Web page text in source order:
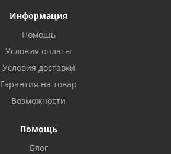
Информация
Помощь
Условия оплаты
Условия доставки
Гарантия на товар
Возможности
Помощь
Блог